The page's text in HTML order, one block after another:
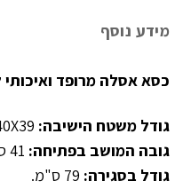
מידע נוסף
כסא אסלה מרופד
גודל משטח הישיבה:
גובה המושב בפתיחה: 41 ס"מ.
גודל בסגירה: 79 ס"מ.